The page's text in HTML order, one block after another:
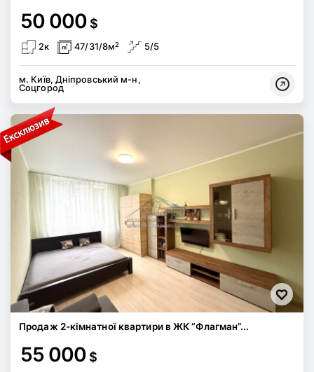
50 000 $
2к 47/31/8м2 5/5
м. Київ, Дніпровський м-н,
Соцгород
Продаж 2-кімнатної квартири в ЖК “Флагман”...
55 000 $